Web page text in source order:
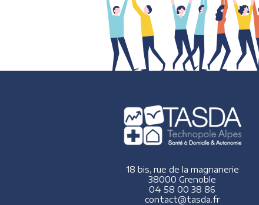
18 bis, rue de la magnanerie
38000 Grenoble
04 58 00 38 86
contact@tasda.fr